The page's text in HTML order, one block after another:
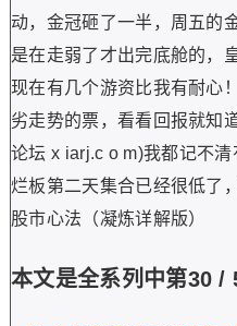
动，金冠砸了一半，周五的
是在走弱了才出完底舱的，
现在有几个游资比我有耐心
劣走势的票，看看回报就知
论坛 x iarj.c o m)我都记不
烂板第二天集合已经很低了
股市心法（凝炼详解版）
本文是全系列中第30 /